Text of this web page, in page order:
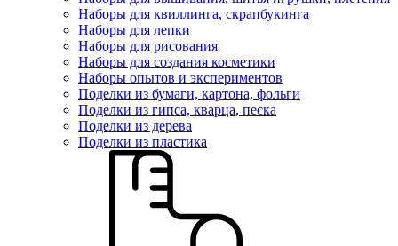
Наборы для квиллинга, скрапбукинга
Наборы для лепки
Наборы для рисования
Наборы для создания косметики
Наборы опытов и экспериментов
Поделки из бумаги, картона, фольги
Поделки из гипса, кварца, песка
Поделки из дерева
Поделки из пластика